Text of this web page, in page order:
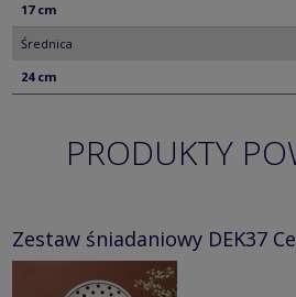
17 cm
Średnica
24 cm
PRODUKTY
Zestaw śniadaniowy DEK37